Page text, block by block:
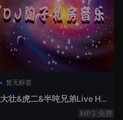
暂无标签
大壮&虎二&半吨兄弟Live Ho
免费